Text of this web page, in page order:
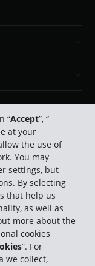
“Accept”, “
at your
the use of
You may
settings, but
By selecting
that help us
as well as
more about the
cookies
”. For
we collect,
du site
|
Plan du site